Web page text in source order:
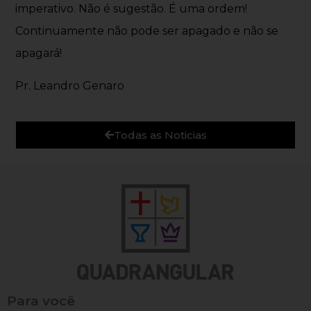
imperativo. Não é sugestão. É uma ordem!
Continuamente não pode ser apagado e não se
apagará!
Pr. Leandro Genaro
Todas as Noticias
Para você